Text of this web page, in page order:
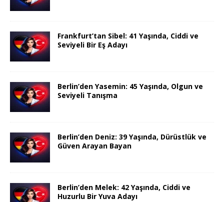
Frankfurt’tan Sibel: 41 Yaşında, Ciddi ve
Seviyeli Bir Eş Adayı
Berlin’den Yasemin: 45 Yaşında, Olgun ve
Seviyeli Tanışma
Berlin’den Deniz: 39 Yaşında, Dürüstlük ve
Güven Arayan Bayan
Berlin’den Melek: 42 Yaşında, Ciddi ve
Huzurlu Bir Yuva Adayı